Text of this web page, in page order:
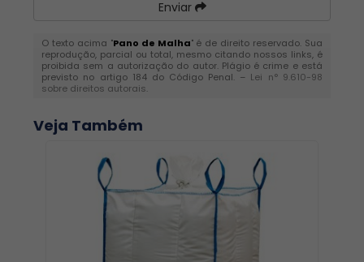
Enviar
O texto acima "Pano de Malha" é de direito reservado. Sua
reprodução, parcial ou total, mesmo citando nossos links, é
proibida sem a autorização do autor. Plágio é crime e está
previsto no artigo 184 do Código Penal. – Lei n° 9.610-98
sobre direitos autorais.
Veja Também